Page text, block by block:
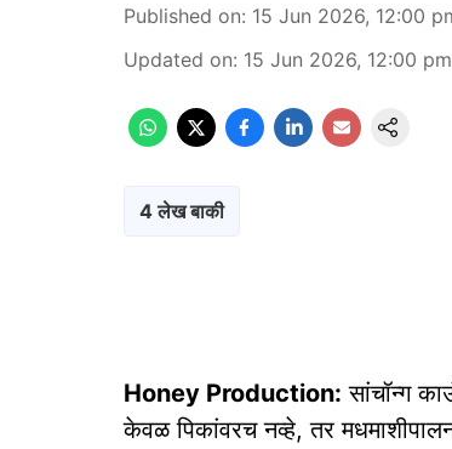
Published on: 15 Jun 2026, 12:00
Updated on: 15 Jun 2026, 12:00 pm
4 लेख बाकी
Honey Production: सांचॉन्ग
केवळ पिकांवरच नव्हे, तर